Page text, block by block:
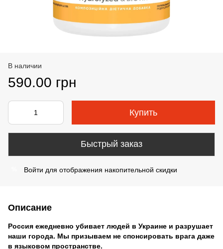
В наличии
590.00 грн
Купить
Быстрый заказ
Войти для отображения накопительной скидки
Описание
Россия ежедневно убивает людей в Украине и разрушает
наши города. Мы призываем не спонсировать врага даже
в языковом пространстве.